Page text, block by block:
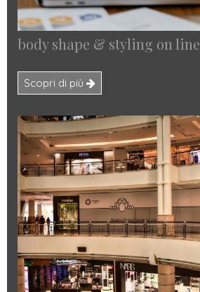
body shape & styling on line
Scopri di più